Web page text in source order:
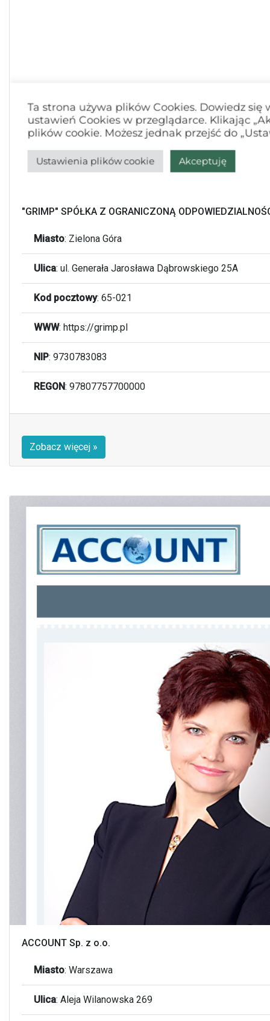
"GRIMP" SPÓŁKA Z OGRANICZONĄ
Miasto: Zielona Góra
Ulica: ul. Generała Jarosława Dąbrowskiego 25A
Kod pocztowy: 65-021
WWW: https://grimp.pl
NIP: 9730783083
REGON: 97807757700000
Zobacz więcej »
ACCOUNT Sp. z o.o.
Miasto: Warszawa
Ulica: Aleja Wilanowska 269